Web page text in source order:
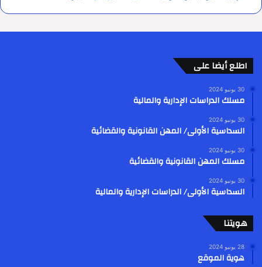
اطلع أيضا على
30 يونيو 2024
مسلك الدراسات الإدارية والمالية
30 يونيو 2024
السداسية الأولى/ المهن القانونية والقضائية
30 يونيو 2024
مسلك المهن القانونية والقضائية
30 يونيو 2024
السداسية الأولى/ الدراسات الإدارية والمالية
هويتنا
28 يونيو 2024
هوية الموقع